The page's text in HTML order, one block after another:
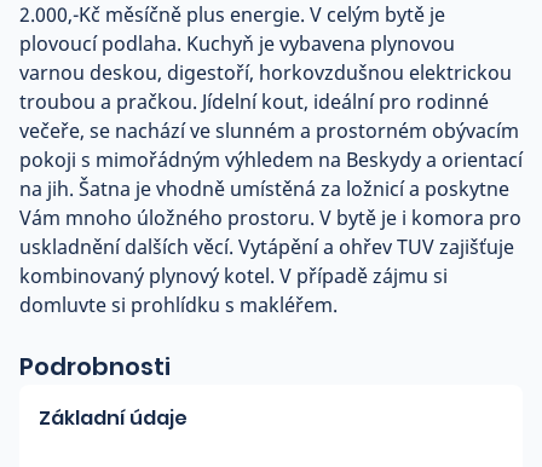
2.000,-Kč měsíčně plus energie. V celým bytě je
plovoucí podlaha. Kuchyň je vybavena plynovou
varnou deskou, digestoří, horkovzdušnou elektrickou
troubou a pračkou. Jídelní kout, ideální pro rodinné
večeře, se nachází ve slunném a prostorném obývacím
pokoji s mimořádným výhledem na Beskydy a orientací
na jih. Šatna je vhodně umístěná za ložnicí a poskytne
Vám mnoho úložného prostoru. V bytě je i komora pro
uskladnění dalších věcí. Vytápění a ohřev TUV zajišťuje
kombinovaný plynový kotel. V případě zájmu si
domluvte si prohlídku s makléřem.
Podrobnosti
Základní údaje